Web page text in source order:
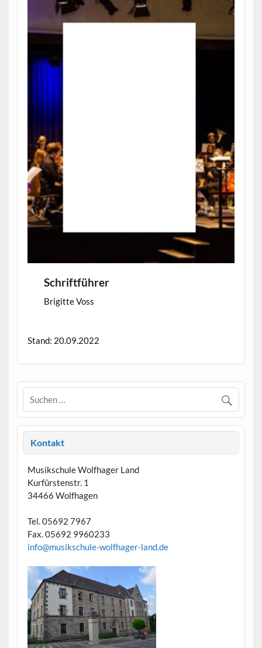
Schriftführer
Brigitte Voss
Stand: 20.09.2022
Kontakt
Musikschule Wolfhager Land
Kurfürstenstr. 1
34466 Wolfhagen
Tel. 05692 7967
Fax. 05692 9960233
info@musikschule-wolfhager-land.de